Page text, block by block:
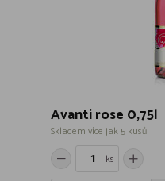
Avanti rose 0,75l
Skladem více jak 5 kusů
ks